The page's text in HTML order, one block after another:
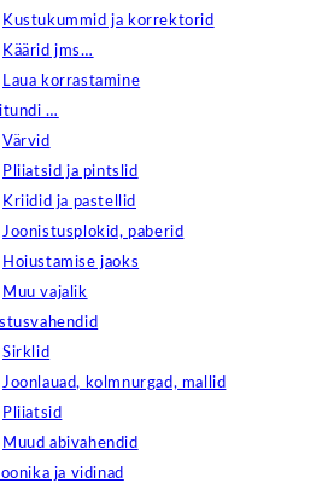
Kustukummid ja korrektorid
Käärid jms…
Laua korrastamine
…
Värvid
Pliiatsid ja pintslid
Kriidid ja pastellid
Joonistusplokid, paberid
Hoiustamise jaoks
Muu vajalik
Sirklid
Joonlauad, kolmnurgad, mallid
Pliiatsid
Muud abivahendid
ja vidinad